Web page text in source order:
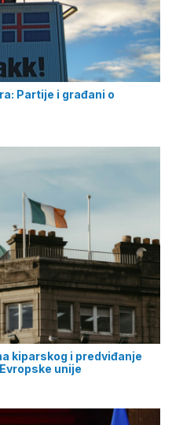
Partije i građani o
kiparskog i predviđanje
unije